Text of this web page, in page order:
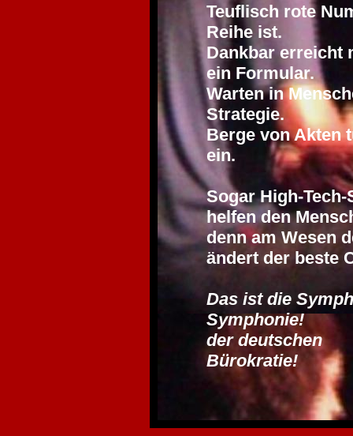
Teuflisch rote
Reihe ist.
Dankbar erreicht
ein Formular.
Warten in
Strategie.
Berge von Akten
ein.
Sogar High-
helfen den
denn am Wesen
ändert der beste
Das ist die
Symphonie!
der deutschen
Bürokratie!